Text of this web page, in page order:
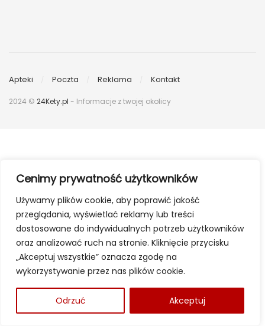
Cenimy prywatność użytkowników
Używamy plików cookie, aby poprawić jakość
przeglądania, wyświetlać reklamy lub treści
dostosowane do indywidualnych potrzeb użytkowników
oraz analizować ruch na stronie. Kliknięcie przycisku
„Akceptuj wszystkie” oznacza zgodę na
wykorzystywanie przez nas plików cookie.
Odrzuć Akceptuj
Apteki Poczta Reklama Kontakt
2024 © 24Kety.pl - Informacje z twojej okolicy